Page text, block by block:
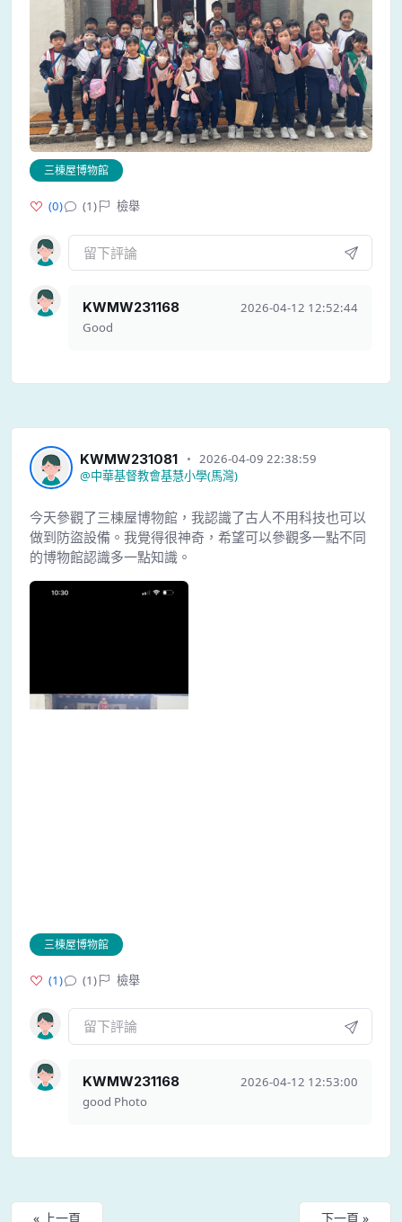
三棟屋博物館
(0) (1) 檢舉
KWMW231168
2026-04-12 12:52:44
Good
KWMW231081
2026-04-09 22:38:59
@中華基督教會基慧小學(馬灣)
今天參觀了三棟屋博物館，我認識了古人不用科技也可以
做到防盜設備。我覺得很神奇，希望可以參觀多一點不同
的博物館認識多一點知識。
三棟屋博物館
(1) (1) 檢舉
KWMW231168
2026-04-12 12:53:00
good Photo
« 上一頁 下一頁 »